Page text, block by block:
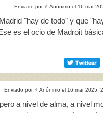
Enviado por ♂ Anónimo el 16 mar
"hay de todo" y que
es el ocio de Madroit
Enviado por ♂ Anónimo el 16 mar 2025,
a nivel de alma, a nivel